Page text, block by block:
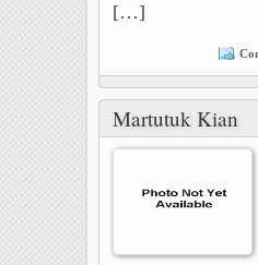
[…]
Martutuk Kian